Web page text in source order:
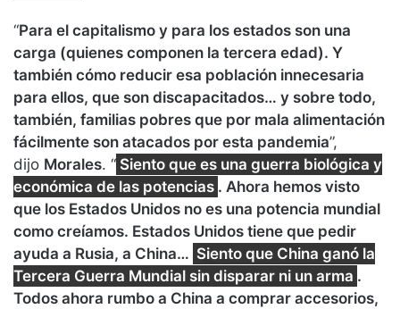
“Para el capitalismo y para los estados son una
carga (quienes componen la tercera edad). Y
también cómo reducir esa población innecesaria
para ellos, que son discapacitados… y sobre todo,
también, familias pobres que por mala alimentación
fácilmente son atacados por esta pandemia”,
dijo Morales. “ Siento que es una guerra biológica y
económica de las potencias . Ahora hemos visto
que los Estados Unidos no es una potencia mundial
como creíamos. Estados Unidos tiene que pedir
ayuda a Rusia, a China… Siento que China ganó la
Tercera Guerra Mundial sin disparar ni un arma .
Todos ahora rumbo a China a comprar accesorios,